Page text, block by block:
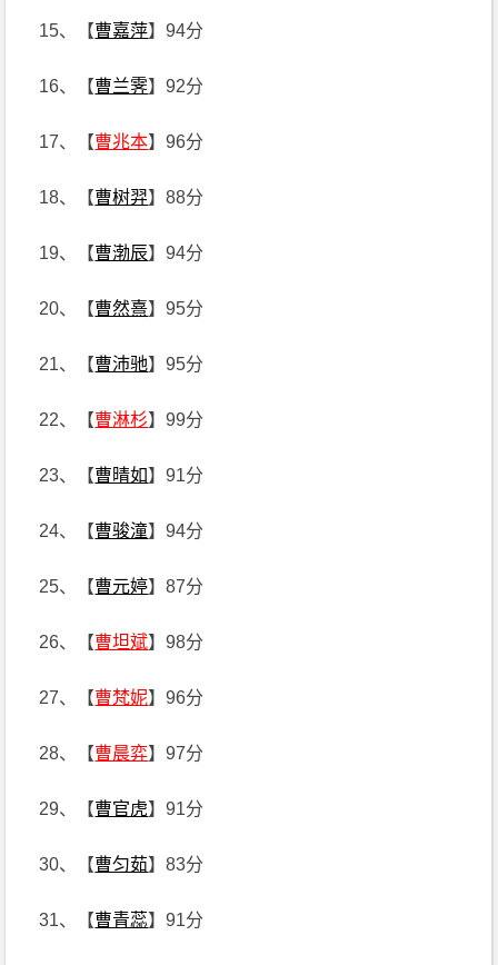
15、【曹嘉萍】94分
16、【曹兰霁】92分
17、【曹兆本】96分
18、【曹树羿】88分
19、【曹渤辰】94分
20、【曹然熹】95分
21、【曹沛驰】95分
22、【曹淋杉】99分
23、【曹晴如】91分
24、【曹骏潼】94分
25、【曹元婷】87分
26、【曹坦斌】98分
27、【曹梵妮】96分
28、【曹晨弈】97分
29、【曹官虎】91分
30、【曹匀茹】83分
31、【曹青蕊】91分